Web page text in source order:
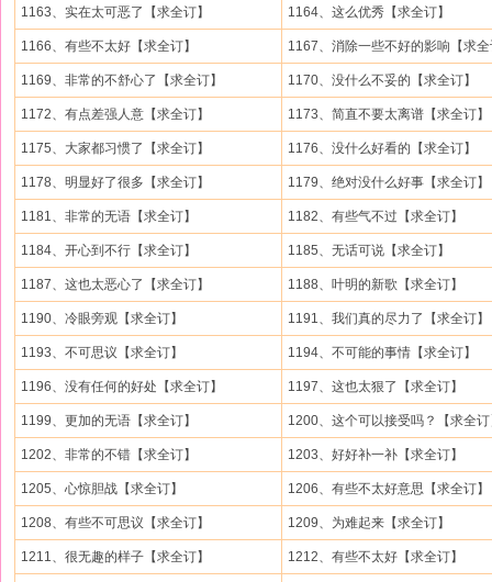
1163、实在太可恶了【求全订】 1164、这么优秀【求全订】
1166、有些不太好【求全订】 1167、消除一些不好的影响【求
1169、非常的不舒心了【求全订】 1170、没什么不妥的【求全订】
1172、有点差强人意【求全订】 1173、简直不要太离谱【求全订】
1175、大家都习惯了【求全订】 1176、没什么好看的【求全订】
1178、明显好了很多【求全订】 1179、绝对没什么好事【求全订】
1181、非常的无语【求全订】 1182、有些气不过【求全订】
1184、开心到不行【求全订】 1185、无话可说【求全订】
1187、这也太恶心了【求全订】 1188、叶明的新歌【求全订】
1190、冷眼旁观【求全订】 1191、我们真的尽力了【求全订】
1193、不可思议【求全订】 1194、不可能的事情【求全订】
1196、没有任何的好处【求全订】 1197、这也太狠了【求全订】
1199、更加的无语【求全订】 1200、这个可以接受吗？【求全
1202、非常的不错【求全订】 1203、好好补一补【求全订】
1205、心惊胆战【求全订】 1206、有些不太好意思【求全订】
1208、有些不可思议【求全订】 1209、为难起来【求全订】
1211、很无趣的样子【求全订】 1212、有些不太好【求全订】